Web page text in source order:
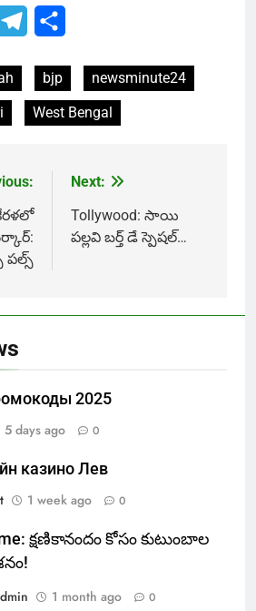
Telegram
bjp
newsminute24
West Bengal
పల్స్
Next:
Tollywood: సాయి
పల్లవి బర్త్ డే స్పెషల్…
2025
5 days ago 0
казино Лев
1 week ago 0
క్షణికానందం కోసం కుటుంబాల
1 month ago 0